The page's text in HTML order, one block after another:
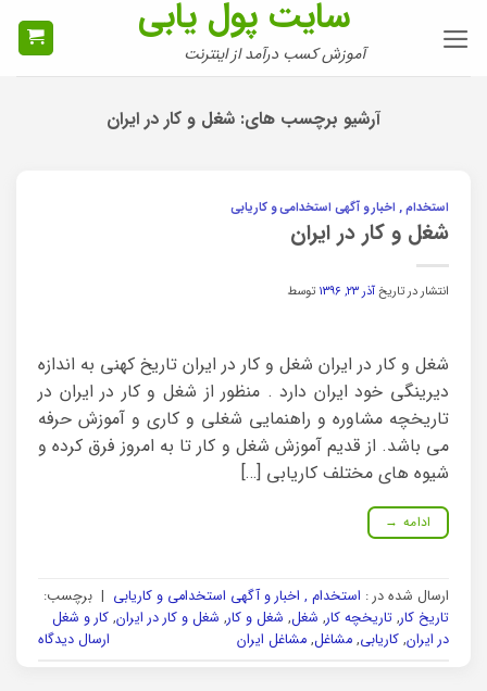
سایت پول یابی
آموزش کسب درآمد از اینترنت
آرشیو برچسب های: شغل و کار در ايران
استخدام , اخبار و آگهی استخدامی و کاریابی
شغل و کار در ایران
انتشار در تاریخآذر ۲۳, ۱۳۹۶ توسط
شغل و کار در ایران شغل و کار در ایران تاریخ کهنی به اندازه
دیرینگی خود ایران دارد . منظور از شغل و کار در ایران در
تاریخچه مشاوره و راهنمایی شغلی و کاری و آموزش حرفه
می باشد. از قدیم آموزش شغل و کار تا به امروز فرق کرده و
شیوه های مختلف کاریابی […]
ادامه →
ارسال شده در : استخدام , اخبار و آگهی استخدامی و کاریابی | برچسب:
تاریخ کار, تاریخچه کار, شغل, شغل و کار, شغل و کار در ايران, کار و شغل
در ایران, کاریابی, مشاغل, مشاغل ایران ارسال دیدگاه